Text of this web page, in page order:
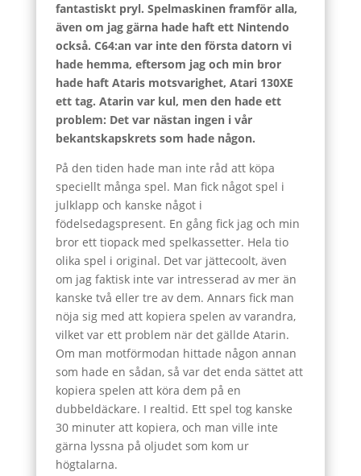
fantastiskt pryl. Spelmaskinen framför alla,
även om jag gärna hade haft ett Nintendo
också. C64:an var inte den första datorn vi
hade hemma, eftersom jag och min bror
hade haft Ataris motsvarighet, Atari 130XE
ett tag. Atarin var kul, men den hade ett
problem: Det var nästan ingen i vår
bekantskapskrets som hade någon.
På den tiden hade man inte råd att köpa
speciellt många spel. Man fick något spel i
julklapp och kanske något i
födelsedagspresent. En gång fick jag och min
bror ett tiopack med spelkassetter. Hela tio
olika spel i original. Det var jättecoolt, även
om jag faktisk inte var intresserad av mer än
kanske två eller tre av dem. Annars fick man
nöja sig med att kopiera spelen av varandra,
vilket var ett problem när det gällde Atarin.
Om man motförmodan hittade någon annan
som hade en sådan, så var det enda sättet att
kopiera spelen att köra dem på en
dubbeldäckare. I realtid. Ett spel tog kanske
30 minuter att kopiera, och man ville inte
gärna lyssna på oljudet som kom ur
högtalarna.